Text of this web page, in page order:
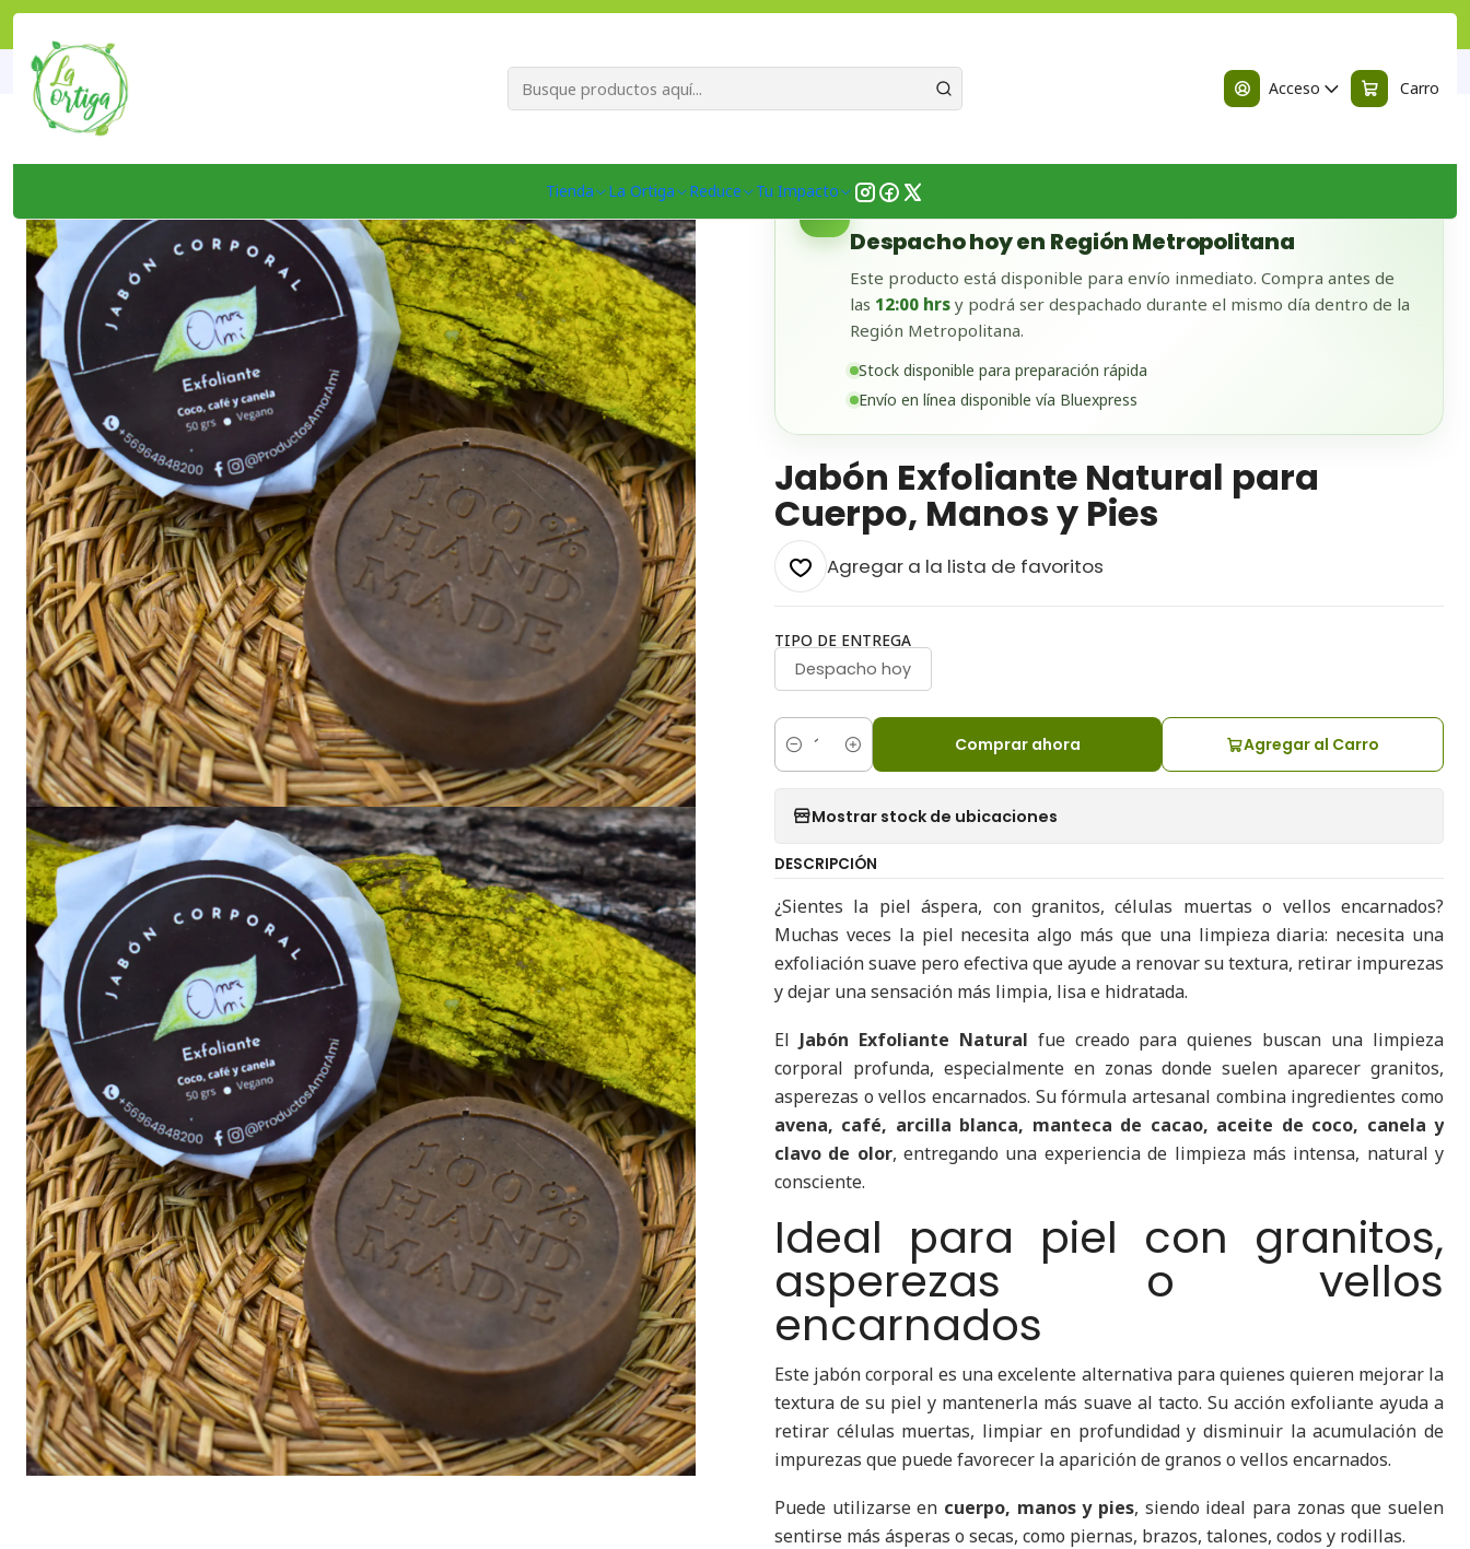
Acceso Carro
Tienda La Ortiga Reduce Tu Impacto
Productos Cuidado Personal Jabones Jabón Exfoliante Natural para Cuerpo, Manos y Pies
✓ DISPONIBLE EN BODEGA
Despacho hoy en Región Metropolitana
Este producto está disponible para envío inmediato. Compra antes de
las 12:00 hrs y podrá ser despachado durante el mismo día dentro de la
Región Metropolitana.
Stock disponible para preparación rápida
Envío en línea disponible vía Bluexpress
Jabón Exfoliante Natural para
Cuerpo, Manos y Pies
Agregar a la lista de favoritos
TIPO DE ENTREGA
Despacho hoy
Cantidad
Agregar al Carro
Comprar ahora
Mostrar stock de ubicaciones
DESCRIPCIÓN
¿Sientes la piel áspera, con granitos, células muertas o vellos encarnados?
Muchas veces la piel necesita algo más que una limpieza diaria: necesita una
exfoliación suave pero efectiva que ayude a renovar su textura, retirar impurezas
y dejar una sensación más limpia, lisa e hidratada.
El Jabón Exfoliante Natural fue creado para quienes buscan una limpieza
corporal profunda, especialmente en zonas donde suelen aparecer granitos,
asperezas o vellos encarnados. Su fórmula artesanal combina ingredientes como
avena, café, arcilla blanca, manteca de cacao, aceite de coco, canela y
clavo de olor, entregando una experiencia de limpieza más intensa, natural y
consciente.
Ideal para piel con granitos,
asperezas o vellos
encarnados
Este jabón corporal es una excelente alternativa para quienes quieren mejorar la
textura de su piel y mantenerla más suave al tacto. Su acción exfoliante ayuda a
retirar células muertas, limpiar en profundidad y disminuir la acumulación de
impurezas que puede favorecer la aparición de granos o vellos encarnados.
Puede utilizarse en cuerpo, manos y pies, siendo ideal para zonas que suelen
sentirse más ásperas o secas, como piernas, brazos, talones, codos y rodillas.